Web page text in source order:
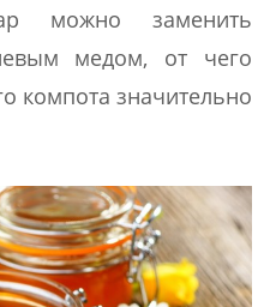
можно заменить
медом, от чего
компота значительно